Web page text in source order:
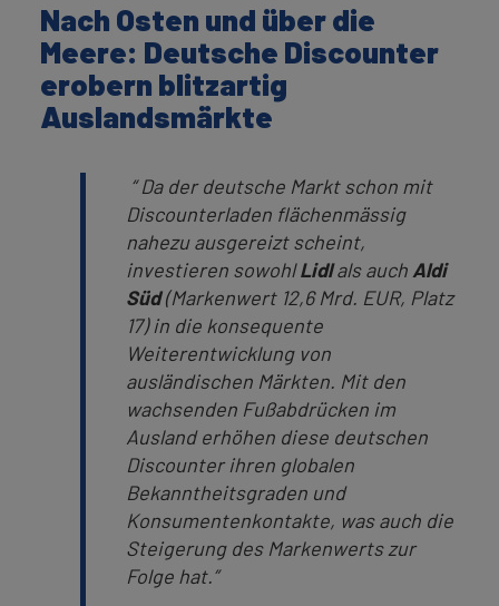
Nach Osten und über die
Meere: Deutsche Discounter
erobern blitzartig
Auslandsmärkte
“Da der deutsche Markt schon mit
Discounterladen flächenmässig
nahezu ausgereizt scheint,
investieren sowohlLidlals auch Aldi
Süd(Markenwert 12,6 Mrd. EUR, Platz
17) in die konsequente
Weiterentwicklung von
ausländischen Märkten. Mit den
wachsenden Fußabdrücken im
Ausland erhöhen diese deutschen
Discounter ihren globalen
Bekanntheitsgraden und
Konsumentenkontakte, was auch die
Steigerung des Markenwerts zur
Folge hat.”